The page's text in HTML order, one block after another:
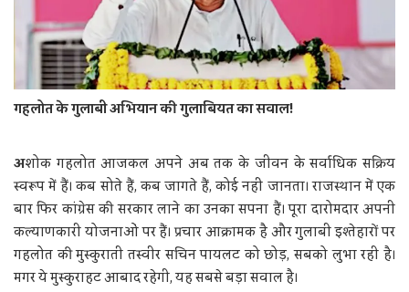
गहलोत के गुलाबी अभियान की गुलाबियत का सवाल!
अशोक गहलोत आजकल अपने अब तक के जीवन के सर्वाधिक सक्रिय
स्वरूप में हैं। कब सोते हैं, कब जागते हैं, कोई नहीं जानता। राजस्थान में एक
बार फिर कांग्रेस की सरकार लाने का उनका सपना हैं। पूरा दारोमदार अपनी
कल्याणकारी योजनाओं पर हैं। प्रचार आक्रामक है और गुलाबी इश्तेहारों पर
गहलोत की मुस्कुराती तस्वीर सचिन पायलट को छोड़, सबको लुभा रही है।
मगर ये मुस्कुराहट आबाद रहेगी, यह सबसे बड़ा सवाल है।